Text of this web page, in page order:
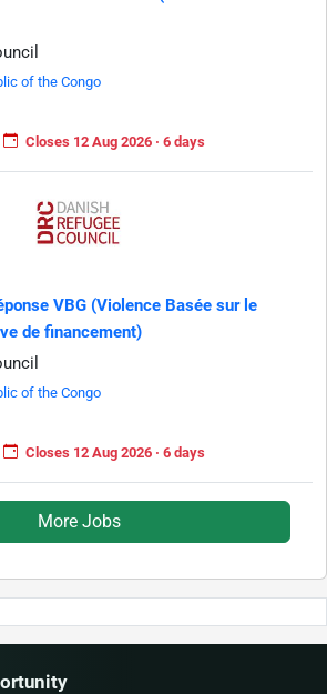
of the Congo
Closes 12 Aug 2026 · 6 days
VBG (Violence Basée sur le
de financement)
of the Congo
Closes 12 Aug 2026 · 6 days
More Jobs